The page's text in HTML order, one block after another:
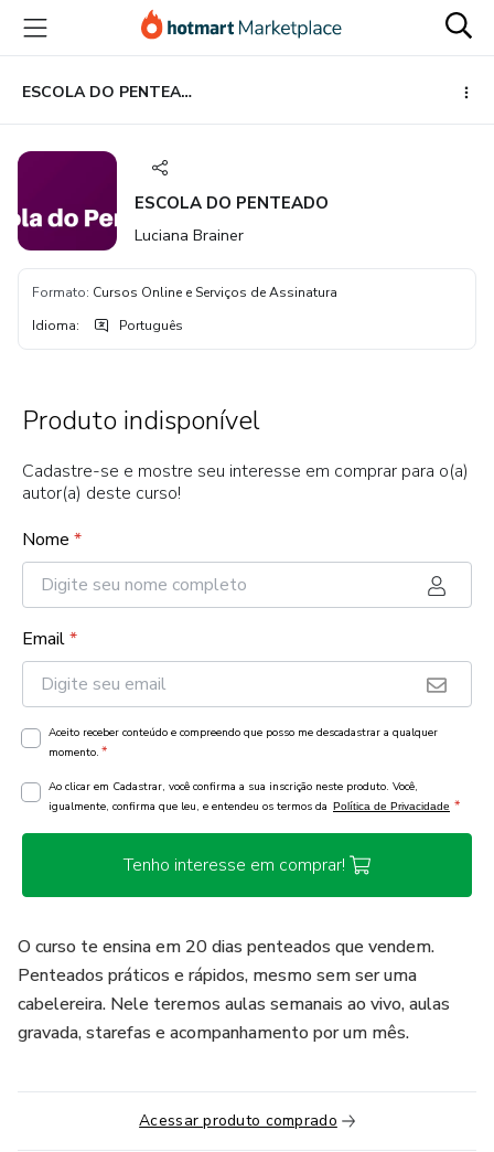
para
conteúdo
principal
para
pagamento
para
rodapé
ESCOLA DO PENTEADO
ESCOLA DO PENTEADO
Luciana Brainer
Formato: Cursos Online e Serviços de Assinatura
Idioma: Português
Produto indisponível
Cadastre-se e mostre seu interesse em comprar para o(a)
autor(a) deste curso!
Nome *
Email*
Aceito receber conteúdo e compreendo que posso me descadastrar a qualquer
momento. *
Ao clicar em Cadastrar, você confirma a sua inscrição neste produto. Você,
igualmente, confirma que leu, e entendeu os termos da Política de Privacidade *
Tenho interesse em comprar!
O curso te ensina em 20 dias penteados que vendem.
Penteados práticos e rápidos, mesmo sem ser uma
cabelereira. Nele teremos aulas semanais ao vivo, aulas
gravada, starefas e acompanhamento por um mês.
Acessar produto comprado